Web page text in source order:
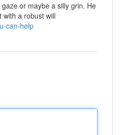
or maybe a silly grin. He
with a robust will
can-help